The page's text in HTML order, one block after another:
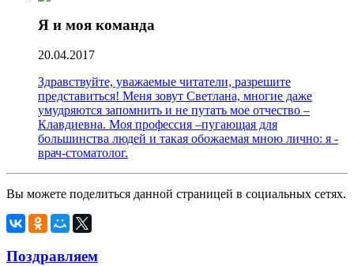
Я и моя команда
20.04.2017
Здравствуйте, уважаемые читатели, разрешите
представиться! Меня зовут Светлана, многие даже
умудряются запомнить и не путать мое отчество –
Клавдиевна. Моя профессия –пугающая для
большинства людей и такая обожаемая мною лично: я -
врач-стоматолог.
Вы можете поделиться данной страницей в социальных сетях.
Поздравляем